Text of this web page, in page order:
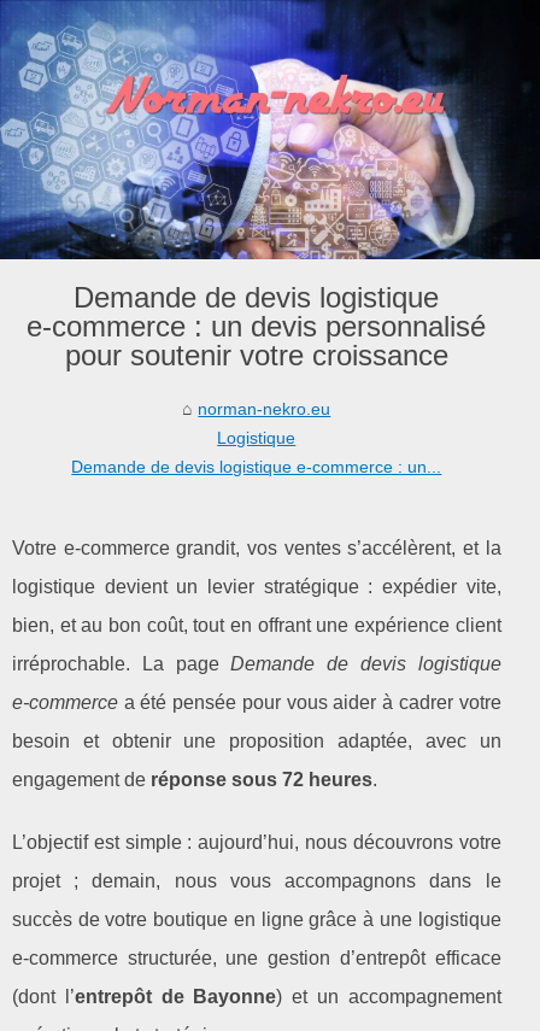
Demande de devis logistique
e‑commerce : un devis personnalisé
pour soutenir votre croissance
norman-nekro.eu
Logistique
Demande de devis logistique e‑commerce : un...
Votre e‑commerce grandit, vos ventes s’accélèrent, et la
logistique devient un levier stratégique : expédier vite,
bien, et au bon coût, tout en offrant une expérience client
irréprochable. La pageDemande de devis logistique
e‑commerce a été pensée pour vous aider à cadrer votre
besoin et obtenir une proposition adaptée, avec un
engagement de réponse sous 72 heures.
L’objectif est simple : aujourd’hui, nous découvrons votre
projet ; demain, nous vous accompagnons dans le
succès de votre boutique en ligne grâce à une logistique
e‑commerce structurée, une gestion d’entrepôt efficace
(dont l’entrepôt de Bayonne) et un accompagnement